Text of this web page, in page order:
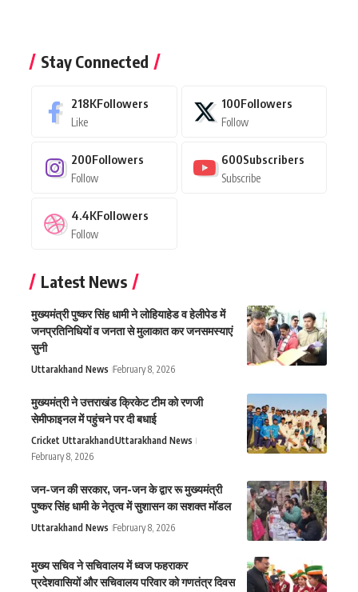
Stay Connected
218KFollowers
Like
100Followers
Follow
200Followers
Follow
600Subscribers
Subscribe
4.4KFollowers
Follow
Latest News
मुख्यमंत्री पुष्कर सिंह धामी ने लोहियाहेड व हेलीपेड में
जनप्रतिनिधियों व जनता से मुलाकात कर जनसमस्याएं
सुनी
Uttarakhand News February 8, 2026
मुख्यमंत्री ने उत्तराखंड क्रिकेट टीम को रणजी
सेमीफाइनल में पहुंचने पर दी बधाई
Cricket UttarakhandUttarakhand News
February 8, 2026
जन-जन की सरकार, जन-जन के द्वार रू मुख्यमंत्री
पुष्कर सिंह धामी के नेतृत्व में सुशासन का सशक्त मॉडल
Uttarakhand News February 8, 2026
मुख्य सचिव ने सचिवालय में ध्वज फहराकर
प्रदेशवासियों और सचिवालय परिवार को गणतंत्र दिवस